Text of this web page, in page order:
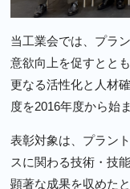
当工業会では、プラ
意欲向上を促すとと
更なる活性化と人材
度を2016年度から始
表彰対象は、プラン
スに関わる技術・技
顕著な成果を収めた